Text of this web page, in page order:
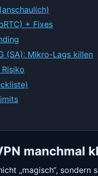
+ Fixes
(SA): Mikro-Lags killen
manchmal
„magisch“,